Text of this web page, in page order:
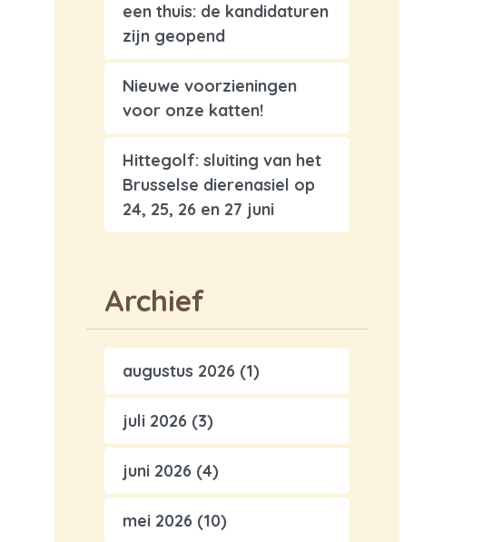
een thuis: de kandidaturen
zijn geopend
Nieuwe voorzieningen
voor onze katten!
Hittegolf: sluiting van het
Brusselse dierenasiel op
24, 25, 26 en 27 juni
Archief
augustus 2026 (1)
juli 2026 (3)
juni 2026 (4)
mei 2026 (10)